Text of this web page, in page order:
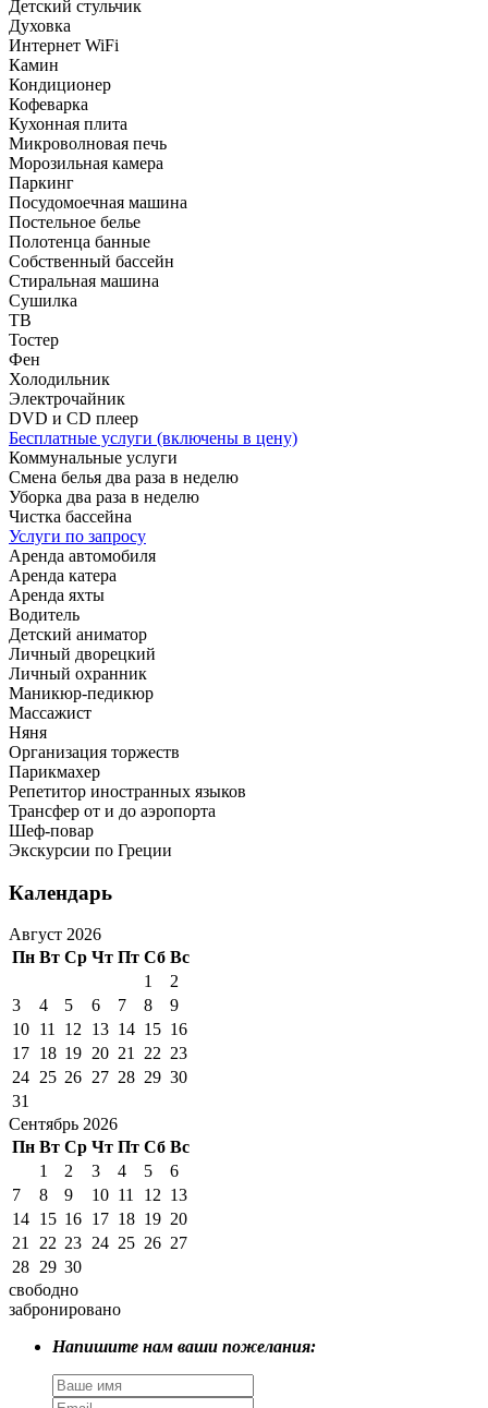
Детский стульчик
Духовка
Интернет WiFi
Камин
Кондиционер
Кофеварка
Кухонная плита
Микроволновая печь
Морозильная камера
Паркинг
Посудомоечная машина
Постельное белье
Полотенца банные
Собственный бассейн
Стиральная машина
Сушилка
ТВ
Тостер
Фен
Холодильник
Электрочайник
DVD и CD плеер
Бесплатные услуги (включены в цену)
Коммунальные услуги
Смена белья два раза в неделю
Уборка два раза в неделю
Чистка бассейна
Услуги по запросу
Аренда автомобиля
Аренда катера
Аренда яхты
Водитель
Детский аниматор
Личный дворецкий
Личный охранник
Маникюр-педикюр
Массажист
Няня
Организация торжеств
Парикмахер
Репетитор иностранных языков
Трансфер от и до аэропорта
Шеф-повар
Экскурсии по Греции
Календарь
Август 2026
Пн Вт Ср Чт Пт Сб Вс
1
2
3
4 5 6 7 8
9
10 11 12 13 14 15 16
17 18 19 20 21 22 23
24 25 26 27 28 29 30
31
Сентябрь 2026
Пн Вт Ср Чт Пт Сб Вс
1
2 3 4 5
6
7
8 9 10 11 12 13
14 15 16 17 18 19 20
21
22 23 24 25 26 27
28 29 30
свободно
забронировано
Напишите нам ваши пожелания: